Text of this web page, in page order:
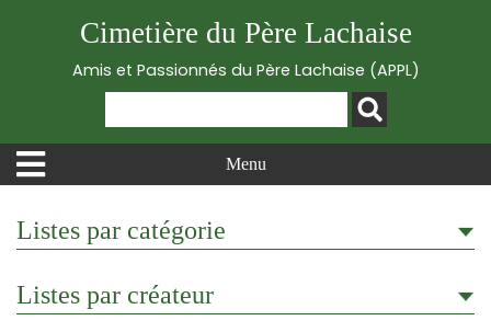
Cimetière du Père Lachaise
Amis et Passionnés du Père Lachaise (APPL)
Menu
Listes par catégorie
Listes par créateur